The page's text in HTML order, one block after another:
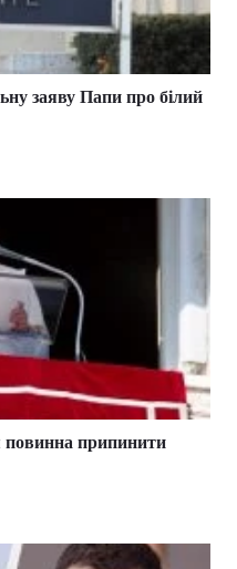
заяву Папи про білий
повинна припинити